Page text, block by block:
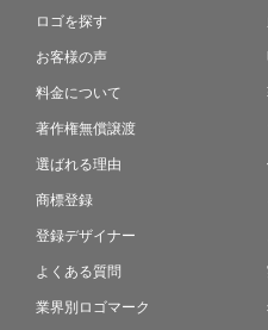
ロゴを探す
お客様の声
料金について
著作権無償譲渡
選ばれる理由
商標登録
登録デザイナー
よくある質問
業界別ロゴマーク